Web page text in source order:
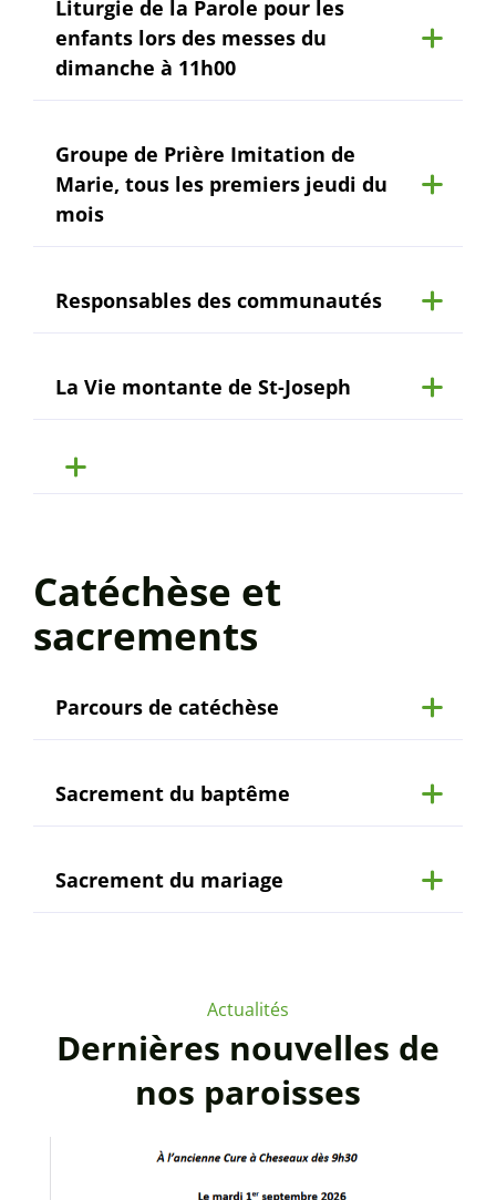
Liturgie de la Parole pour les
enfants lors des messes du
dimanche à 11h00
Groupe de Prière Imitation de
Marie, tous les premiers jeudi du
mois
Responsables des communautés
La Vie montante de St-Joseph
Catéchèse et
sacrements
Parcours de catéchèse
Sacrement du baptême
Sacrement du mariage
Actualités
Dernières nouvelles de
nos paroisses